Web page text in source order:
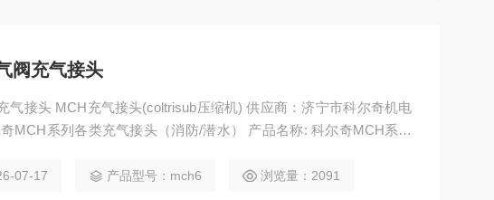
阀充气接头
应商：济宁市科尔奇机电
07-17 产品型号：mch6 浏览量：2091